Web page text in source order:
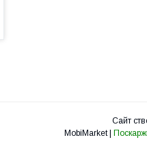
Сайт
MobiMarket |